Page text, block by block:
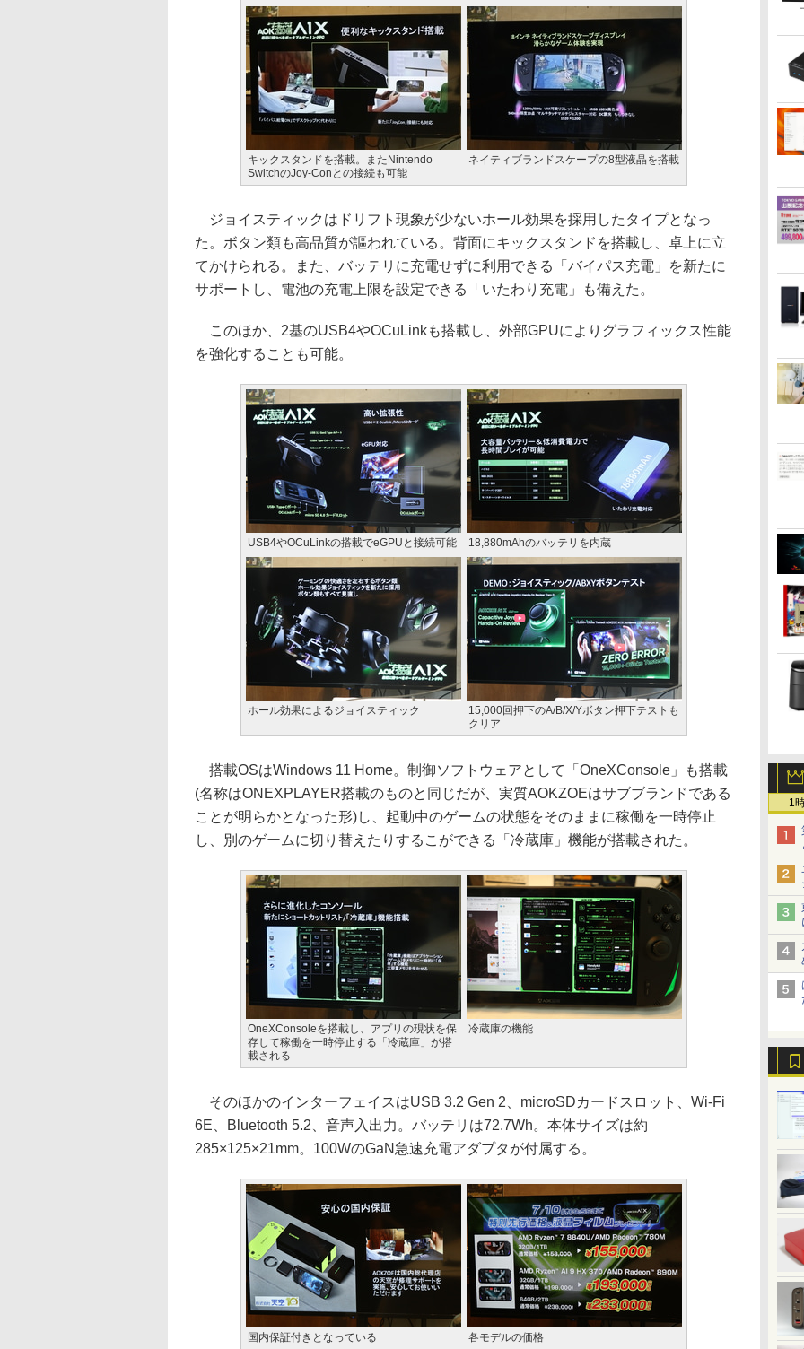
1
キックスタンドを搭載。またNintendo
SwitchのJoy-Conとの接続も可能
ネイティブランドスケープの8型液晶を搭載
ジョイスティックはドリフト現象が少ないホール効果を採用したタイプとなっ
た。ボタン類も高品質が謳われている。背面にキックスタンドを搭載し、卓上に立
てかけられる。また、バッテリに充電せずに利用できる「バイパス充電」を新たに
サポートし、電池の充電上限を設定できる「いたわり充電」も備えた。
このほか、2基のUSB4やOCuLinkも搭載し、外部GPUによりグラフィックス性能
を強化することも可能。
USB4やOCuLinkの搭載でeGPUと接続可能 18,880mAhのバッテリを内蔵
ホール効果によるジョイスティック
15,000回押下のA/B/X/Yボタン押下テストも
クリア
搭載OSはWindows 11 Home。制御ソフトウェアとして「OneXConsole」も搭載
(名称はONEXPLAYER搭載のものと同じだが、実質AOKZOEはサブブランドである
ことが明らかとなった形)し、起動中のゲームの状態をそのままに稼働を一時停止
し、別のゲームに切り替えたりするこができる「冷蔵庫」機能が搭載された。
OneXConsoleを搭載し、アプリの現状を保
存して稼働を一時停止する「冷蔵庫」が搭
載される
冷蔵庫の機能
そのほかのインターフェイスはUSB 3.2 Gen 2、microSDカードスロット、Wi-Fi
6E、Bluetooth 5.2、音声入出力。バッテリは72.7Wh。本体サイズは約
285×125×21mm。100WのGaN急速充電アダプタが付属する。
国内保証付きとなっている 各モデルの価格